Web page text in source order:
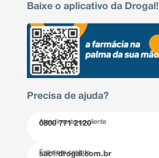
Baixe o aplicativo da Drogal!
Precisa de ajuda?
Atendimento ao cliente
0800 771 2120
Entre em contato
sac@drogal.com.br